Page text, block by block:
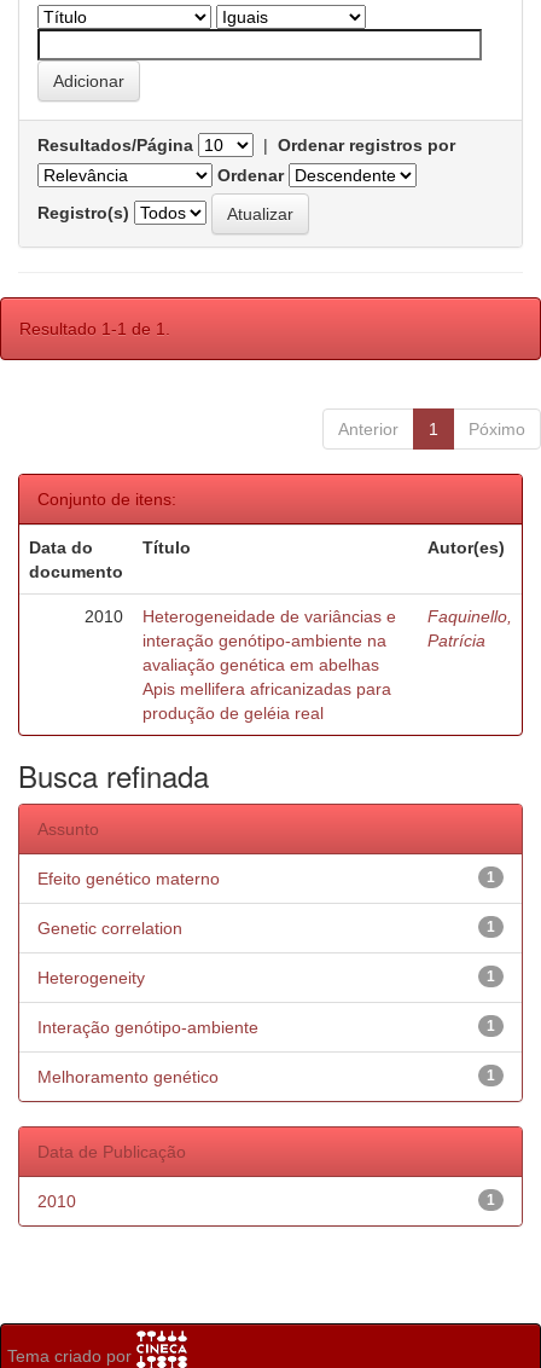
Resultados/Página | Ordenar registros por
Ordenar
Registro(s)
Resultado 1-1 de 1.
Anterior 1 Póximo
Conjunto de itens:
Data do
documento
Título Autor(es)
2010
Heterogeneidade de variâncias e
interação genótipo-ambiente na
avaliação genética em abelhas
Apis mellifera africanizadas para
produção de geléia real
Faquinello,
Patrícia
Busca refinada
Assunto
1
Efeito genético materno
1
Genetic correlation
1
Heterogeneity
1
Interação genótipo-ambiente
1
Melhoramento genético
Data de Publicação
1
2010
Tema criado por